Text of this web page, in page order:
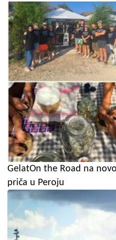
GelatOn the Road na
priča u Peroju